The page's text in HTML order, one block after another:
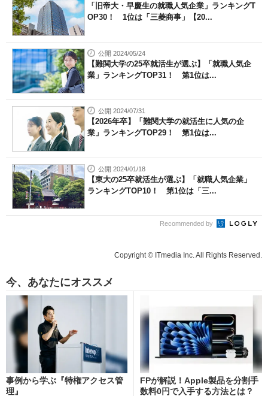
「旧帝大・早慶生の就職人気企業」ランキングT
OP30！ 1位は「三菱商事」【20...
公開 2024/05/24
【難関大学の25卒就活生が選ぶ】「就職人気企
業」ランキングTOP31！ 第1位は...
公開 2024/07/31
【2026年卒】「難関大学の就活生に人気の企
業」ランキングTOP29！ 第1位は...
公開 2024/01/18
【東大の25卒就活生が選ぶ】「就職人気企業」
ランキングTOP10！ 第1位は「三...
Recommended by
Copyright © ITmedia Inc. All Rights Reserved.
今、あなたにオススメ
事例から学ぶ『特権アクセス管
理』
FPが解説！Apple製品を分割手
数料0円で入手する方法とは？